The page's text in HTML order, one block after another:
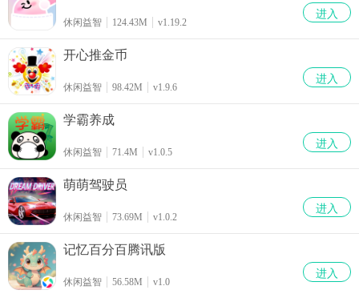
休闲益智 124.43M v1.19.2
进入
开心推金币
休闲益智 98.42M v1.9.6
进入
学霸养成
休闲益智 71.4M v1.0.5
进入
萌萌驾驶员
休闲益智 73.69M v1.0.2
进入
记忆百分百腾讯版
休闲益智 56.58M v1.0
进入